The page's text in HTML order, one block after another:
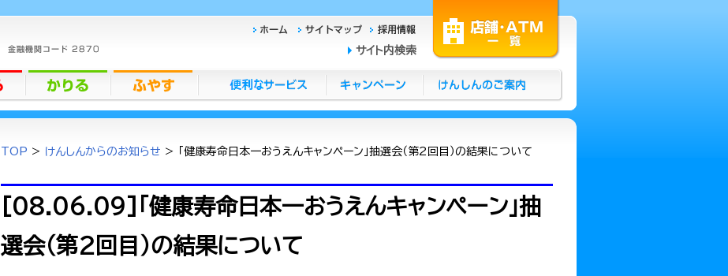
サイト内検索
TOP > けんしんからのお知らせ > 「健康寿命日本一おうえんキャンペーン」抽選会（第2回目）の結果について
[08.06.09]「健康寿命日本一おうえんキャンペーン」抽
選会（第2回目）の結果について